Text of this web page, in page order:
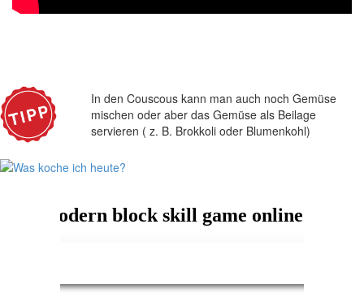
In den Couscous kann man auch noch Gemüse
mischen oder aber das Gemüse als Beilage
servieren ( z. B. Brokkoli oder Blumenkohl)